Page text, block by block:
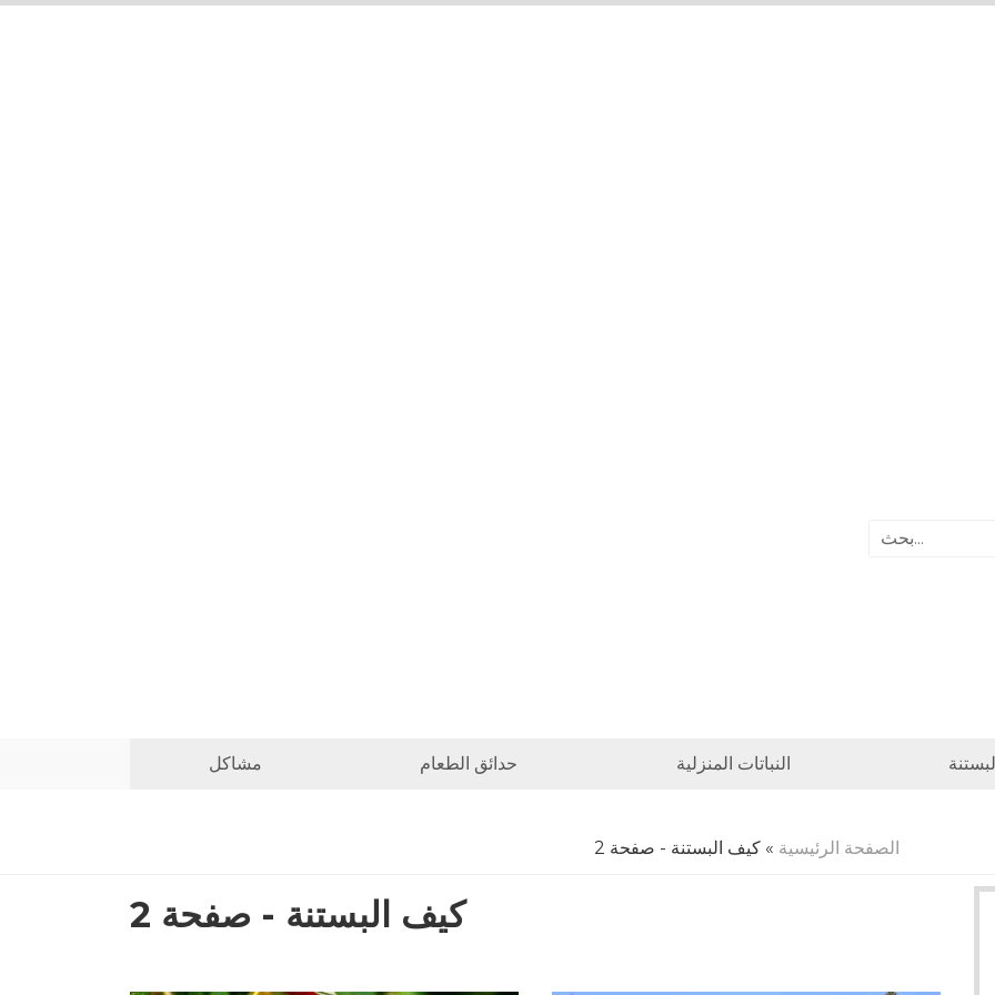
مشاكل حدائق الطعام النباتات المنزلية
الصفحة الرئيسية » كيف البستنة - صفحة 2
كيف البستنة - صفحة 2